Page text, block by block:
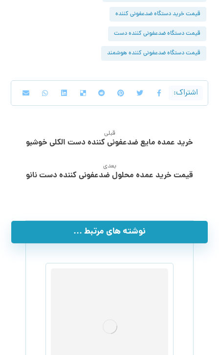
قیمت خرید دستگاه ضدعفونی کننده
قیمت دستگاه ضدعفونی کننده دست
قیمت دستگاه ضدعفونی کننده هوشمند
قبلی
خرید عمده مایع ضدعفونی کننده دست الکلی خوشبو
بعدی
قیمت خرید عمده محلول ضدعفونی کننده دست نانو
نوشته های مرتبط ...